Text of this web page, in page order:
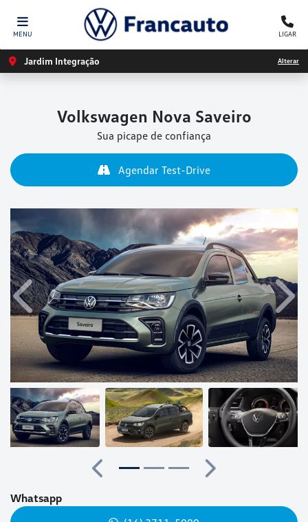
MENU LIGAR
Jardim Integração Alterar
Volkswagen Nova Saveiro
Sua picape de confiança
Agendar Test-Drive
Anterior
Anterior
Próximo
Whatsapp